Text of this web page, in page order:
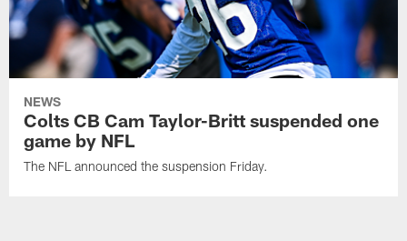
NEWS
Colts CB Cam Taylor-Britt suspended one
game by NFL
The NFL announced the suspension Friday.